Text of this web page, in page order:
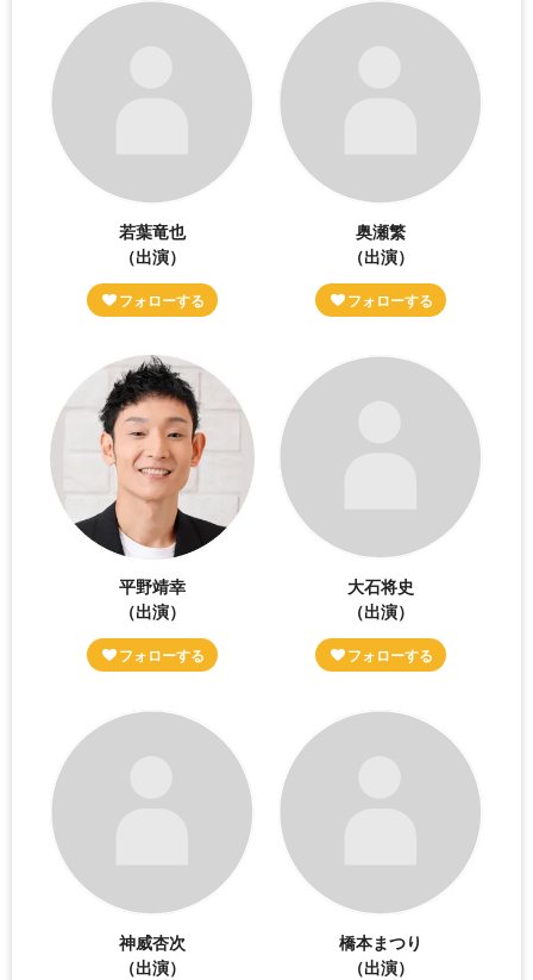
若葉竜也
（出演）
奥瀬繁
（出演）
平野靖幸
（出演）
大石将史
（出演）
神威杏次
（出演）
橋本まつり
（出演）